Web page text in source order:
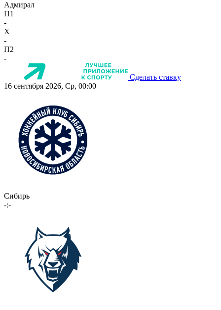
Адмирал
П1
-
X
-
П2
-
Сделать ставку
16 сентября 2026, Ср, 00:00
Сибирь
-:-